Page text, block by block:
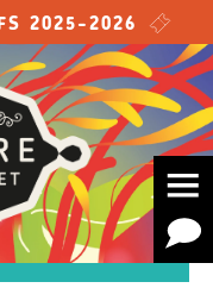
2025-2026